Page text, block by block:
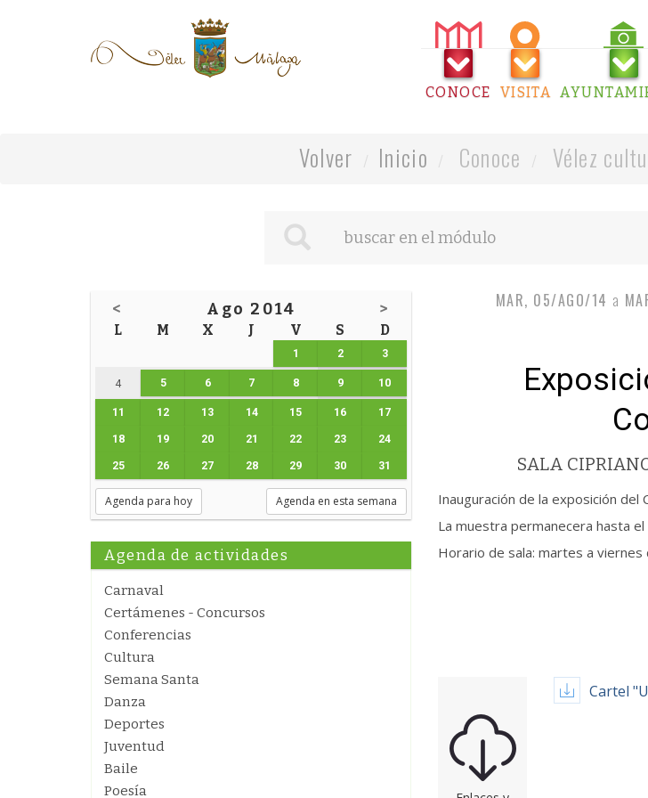
CONOCE VISITA
Volver Inicio Conoce Vélez
< Ago 2014 >
L M X J V S D
1 2 3
4 5 6 7 8 9 10
11 12 13 14 15 16 17
18 19 20 21 22 23 24
25 26 27 28 29 30 31
Agenda para hoy Agenda en esta semana
Agenda de actividades
Carnaval
Certámenes - Concursos
Conferencias
Cultura
Semana Santa
Danza
Deportes
Juventud
Baile
Poesía
MAR, 05/AGO/14 a
SALA
Inauguración de la exposición
La muestra permanecera hasta
Horario de sala: martes a
Cartel